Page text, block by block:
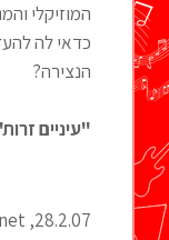
המוזיקלי
כדאי לה
הנצירה?
"עיניים
28.2.07, ynet